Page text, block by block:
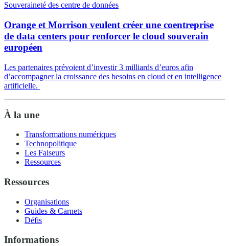
Souveraineté des centre de données
Orange et Morrison veulent créer une coentreprise
de data centers pour renforcer le cloud souverain
européen
Les partenaires prévoient d’investir 3 milliards d’euros afin
d’accompagner la croissance des besoins en cloud et en intelligence
artificielle.
À la une
Transformations numériques
Technopolitique
Les Faiseurs
Ressources
Ressources
Organisations
Guides & Carnets
Défis
Informations